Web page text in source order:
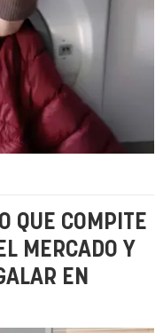
QUE COMPITE
MERCADO Y
EN